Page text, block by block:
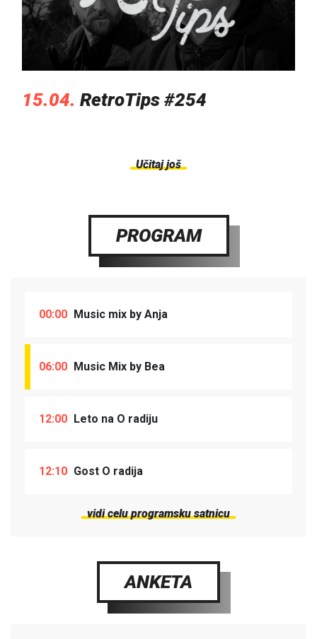
15.04. RetroTips #254
Učitaj još
PROGRAM
00:00 Music mix by Anja
06:00 Music Mix by Bea
12:00 Leto na O radiju
12:10 Gost O radija
vidi celu programsku satnicu
ANKETA